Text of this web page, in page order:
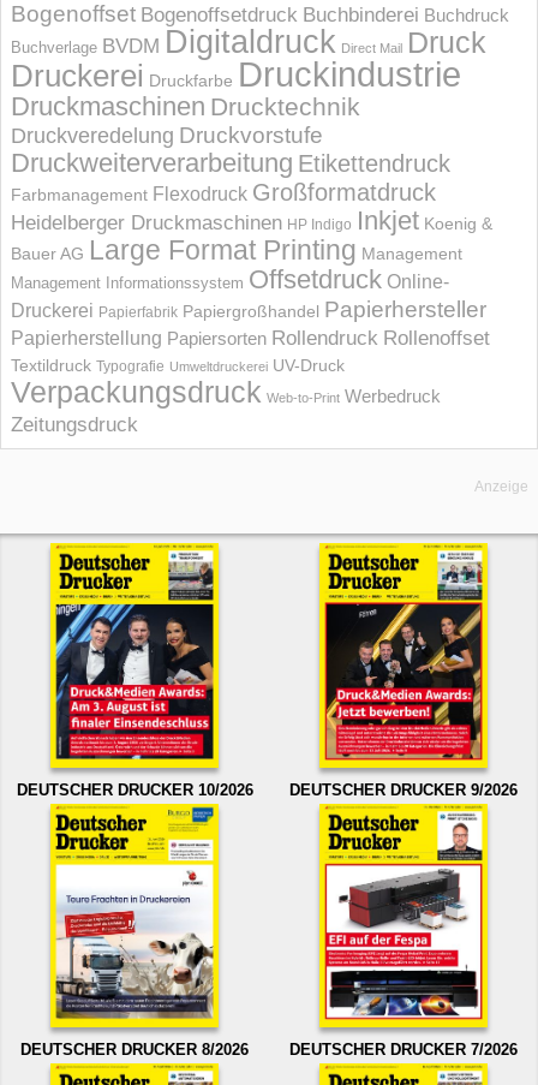
Bogenoffset Bogenoffsetdruck Buchbinderei Buchdruck
Buchverlage BVDM Digitaldruck Direct Mail Druck
Druckerei Druckfarbe Druckindustrie
Druckmaschinen Drucktechnik
Druckveredelung Druckvorstufe
Druckweiterverarbeitung Etikettendruck
Farbmanagement Flexodruck Großformatdruck
Heidelberger Druckmaschinen HP Indigo Inkjet Koenig &
Bauer AG Large Format Printing Management
Management Informations­system Offsetdruck Online-
Druckerei Papierfabrik Papiergroßhandel Papierhersteller
Papierherstellung Papiersorten Rollendruck Rollenoffset
Textildruck Typografie Umweltdruckerei UV-Druck
Verpackungsdruck Web-to-Print Werbedruck
Zeitungsdruck
Anzeige
DEUTSCHER DRUCKER 10/2026 DEUTSCHER DRUCKER 9/2026
DEUTSCHER DRUCKER 8/2026 DEUTSCHER DRUCKER 7/2026